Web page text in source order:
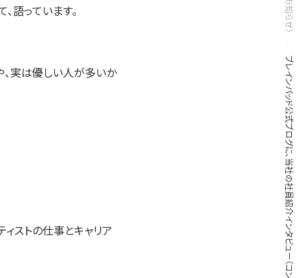
ブレインパッド公式ブログに、当社の社員紹介インタビュー（コンサルタント対談）を掲載
語っています。
、実は優しい人が多いか
ストの仕事とキャリア